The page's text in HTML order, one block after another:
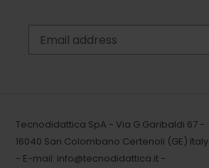
Tecnodidattica SpA - Via G.Garibaldi 67 -
16040 San Colombano Certenoli (GE) Italy
- E-mail: info@tecnodidattica.it -